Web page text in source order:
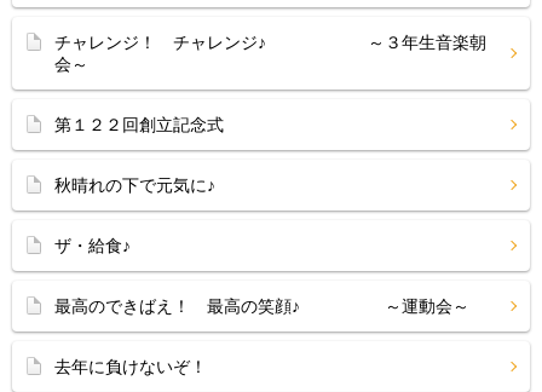
チャレンジ！ チャレンジ♪ ～３年生音楽朝
会～
第１２２回創立記念式
秋晴れの下で元気に♪
ザ・給食♪
最高のできばえ！ 最高の笑顔♪ ～運動会～
去年に負けないぞ！